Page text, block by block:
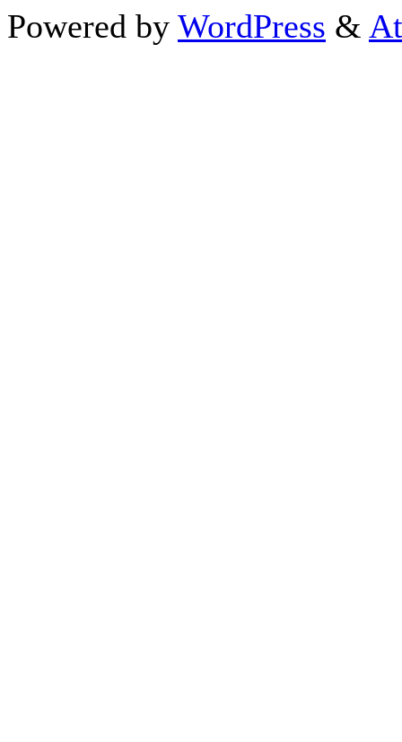
Powered by WordPress &